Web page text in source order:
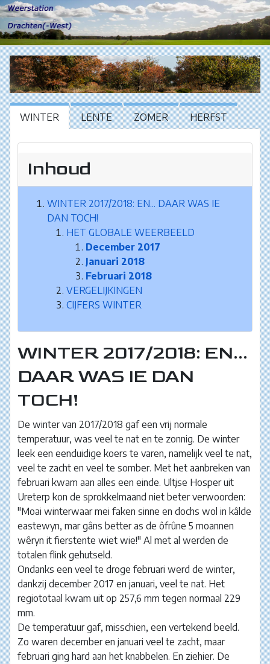
WINTER LENTE ZOMER HERFST
Inhoud
WINTER 2017/2018: EN... DAAR WAS IE
DAN TOCH!
HET GLOBALE WEERBEELD
December 2017
Januari 2018
Februari 2018
VERGELIJKINGEN
CIJFERS WINTER
WINTER 2017/2018: EN...
DAAR WAS IE DAN
TOCH!
De winter van 2017/2018 gaf een vrij normale
temperatuur, was veel te nat en te zonnig. De winter
leek een eenduidige koers te varen, namelijk veel te nat,
veel te zacht en veel te somber. Met het aanbreken van
februari kwam aan alles een einde. Ultjse Hosper uit
Ureterp kon de sprokkelmaand niet beter verwoorden:
"Moai winterwaar mei faken sinne en dochs wol in kâlde
eastewyn, mar gâns better as de ôfrûne 5 moannen
wêryn it fierstente wiet wie!" Al met al werden de
totalen flink gehutseld.
Ondanks een veel te droge februari werd de winter,
dankzij december 2017 en januari, veel te nat. Het
regiototaal kwam uit op 257,6 mm tegen normaal 229
mm.
De temperatuur gaf, misschien, een vertekend beeld.
Zo waren december en januari veel te zacht, maar
februari ging hard aan het knabbelen. En ziehier. De